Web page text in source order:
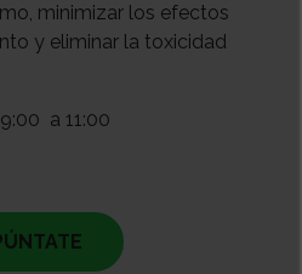
minimizar los efectos
y eliminar la toxicidad
a 11:00